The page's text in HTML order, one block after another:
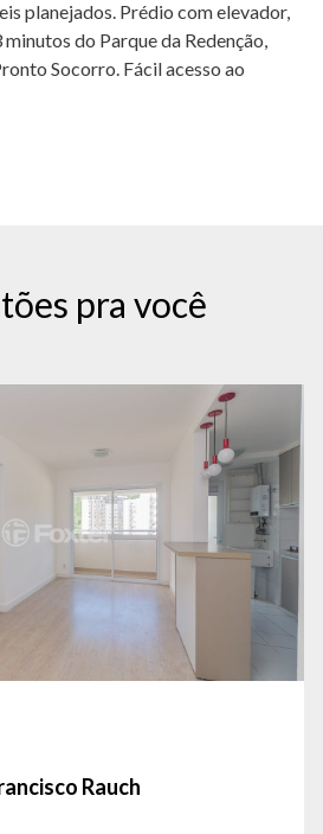
planejados. Prédio com elevador,
do Parque da Redenção,
Socorro. Fácil acesso ao
pra você
Rauch